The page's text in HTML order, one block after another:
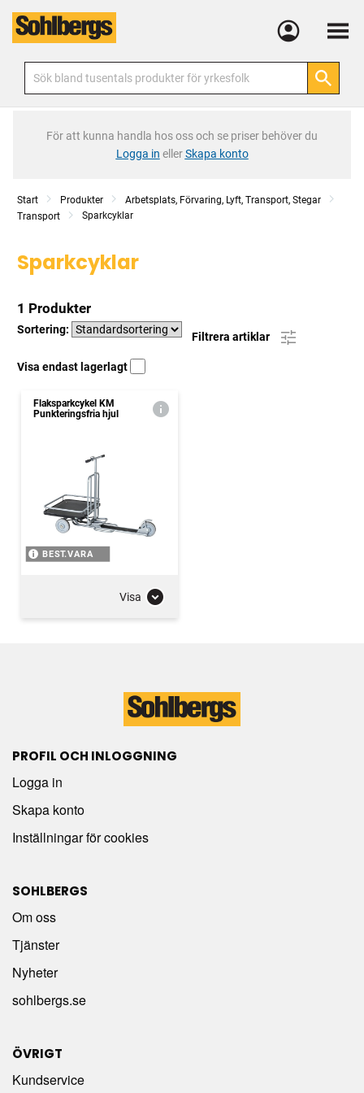
Meny
För att kunna handla hos oss och se priser behöver du
Logga in ellerSkapa konto
Start Produkter
Arbetsplats, Förvaring, Lyft, Transport, Stegar
Transport
Sparkcyklar
Sparkcyklar
1 Produkter
Sortering:
Filtrera artiklar
Visa endast lagerlagt
Flaksparkcykel KM
Punkteringsfria hjul
BEST.VARA
Visa
PROFIL OCH INLOGGNING
Logga in
Skapa konto
Inställningar för cookies
SOHLBERGS
Om oss
Tjänster
Nyheter
sohlbergs.se
ÖVRIGT
Kundservice